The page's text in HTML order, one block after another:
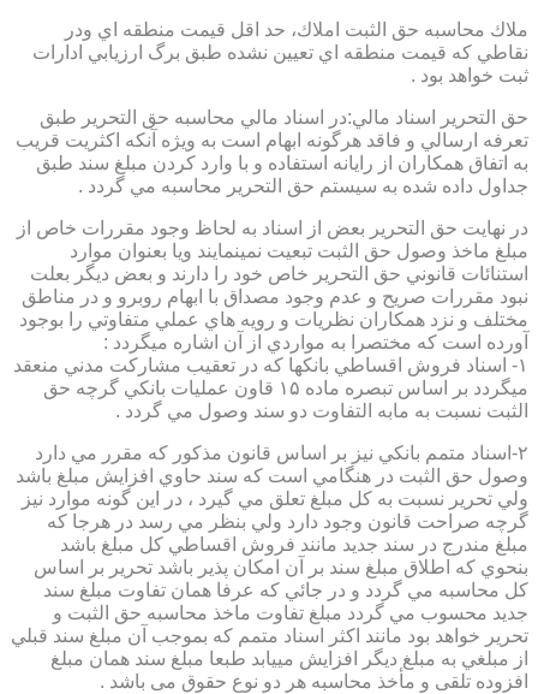
ملاك محاسبه حق الثبت املاك، حد اقل قيمت منطقه اي ودر
نقاطي كه قيمت منطقه اي تعيين نشده طبق برگ ارزيابي ادارات
ثبت خواهد بود .
حق التحرير اسناد مالي:در اسناد مالي محاسبه حق التحرير طبق
تعرفه ارسالي و فاقد هرگونه ابهام است به ويژه آنكه اكثريت قريب
به اتفاق همكاران از رايانه استفاده و با وارد كردن مبلغ سند طبق
جداول داده شده به سيستم حق التحرير محاسبه مي گردد .
در نهايت حق التحرير بعض از اسناد به لحاظ وجود مقررات خاص از
مبلغ ماخذ وصول حق الثبت تبعيت نمينمايند ويا بعنوان موارد
استنائات قانوني حق التحرير خاص خود را دارند و بعض ديگر بعلت
نبود مقررات صريح و عدم وجود مصداق با ابهام روبرو و در مناطق
مختلف و نزد همكاران نظريات و رويه هاي عملي متفاوتي را بوجود
آورده است كه مختصرا به مواردي از آن اشاره ميگردد :
۱- اسناد فروش اقساطي بانكها كه در تعقيب مشاركت مدني منعقد
ميگردد بر اساس تبصره ماده ۱۵ قاون عمليات بانكي گرچه حق
الثبت نسبت به مابه التفاوت دو سند وصول مي گردد .
۲-اسناد متمم بانكي نيز بر اساس قانون مذكور كه مقرر مي دارد
وصول حق الثبت در هنگامي است كه سند حاوي افزايش مبلغ باشد
ولي تحرير نسبت به كل مبلغ تعلق مي گيرد ، در اين گونه موارد نيز
گرچه صراحت قانون وجود دارد ولي بنظر مي رسد در هرجا كه
مبلغ مندرج در سند جديد مانند فروش اقساطي كل مبلغ باشد
بنحوي كه اطلاق مبلغ سند بر آن امكان پذير باشد تحرير بر اساس
كل محاسبه مي گردد و در جائي كه عرفا همان تفاوت مبلغ سند
جديد محسوب مي گردد مبلغ تفاوت ماخذ محاسبه حق الثبت و
تحرير خواهد بود مانند اكثر اسناد متمم كه بموجب آن مبلغ سند قبلي
از مبلغي به مبلغ ديگر افزايش مييابد طبعا مبلغ سند همان مبلغ
افزوده تلقی و مأخذ محاسبه هر دو نوع حقوق می باشد .